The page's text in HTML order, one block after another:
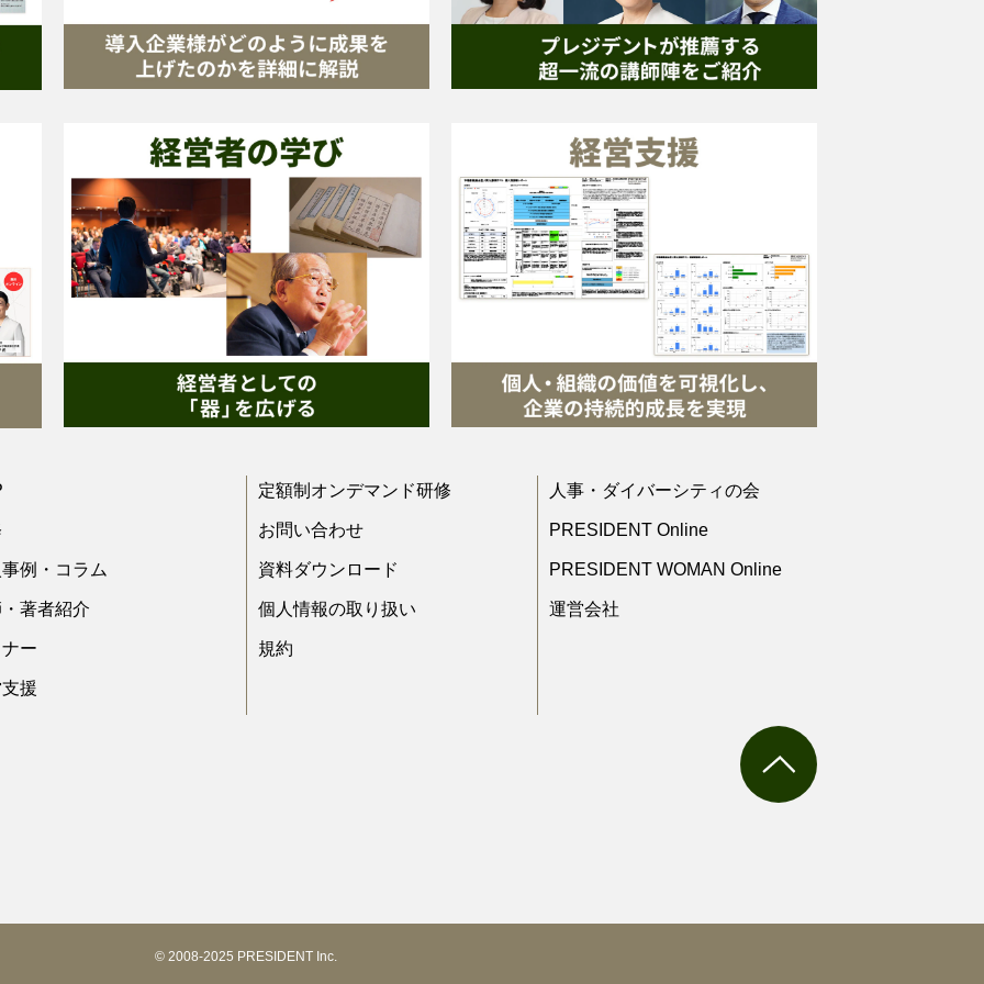
例・コラム
著者紹介
ー
援
定額制オンデマンド研修
お問い合わせ
資料ダウンロード
個人情報の取り扱い
規約
人事・ダイバーシティの会
PRESIDENT Online
PRESIDENT WOMAN Online
運営会社
© 2008-2025 PRESIDENT Inc.